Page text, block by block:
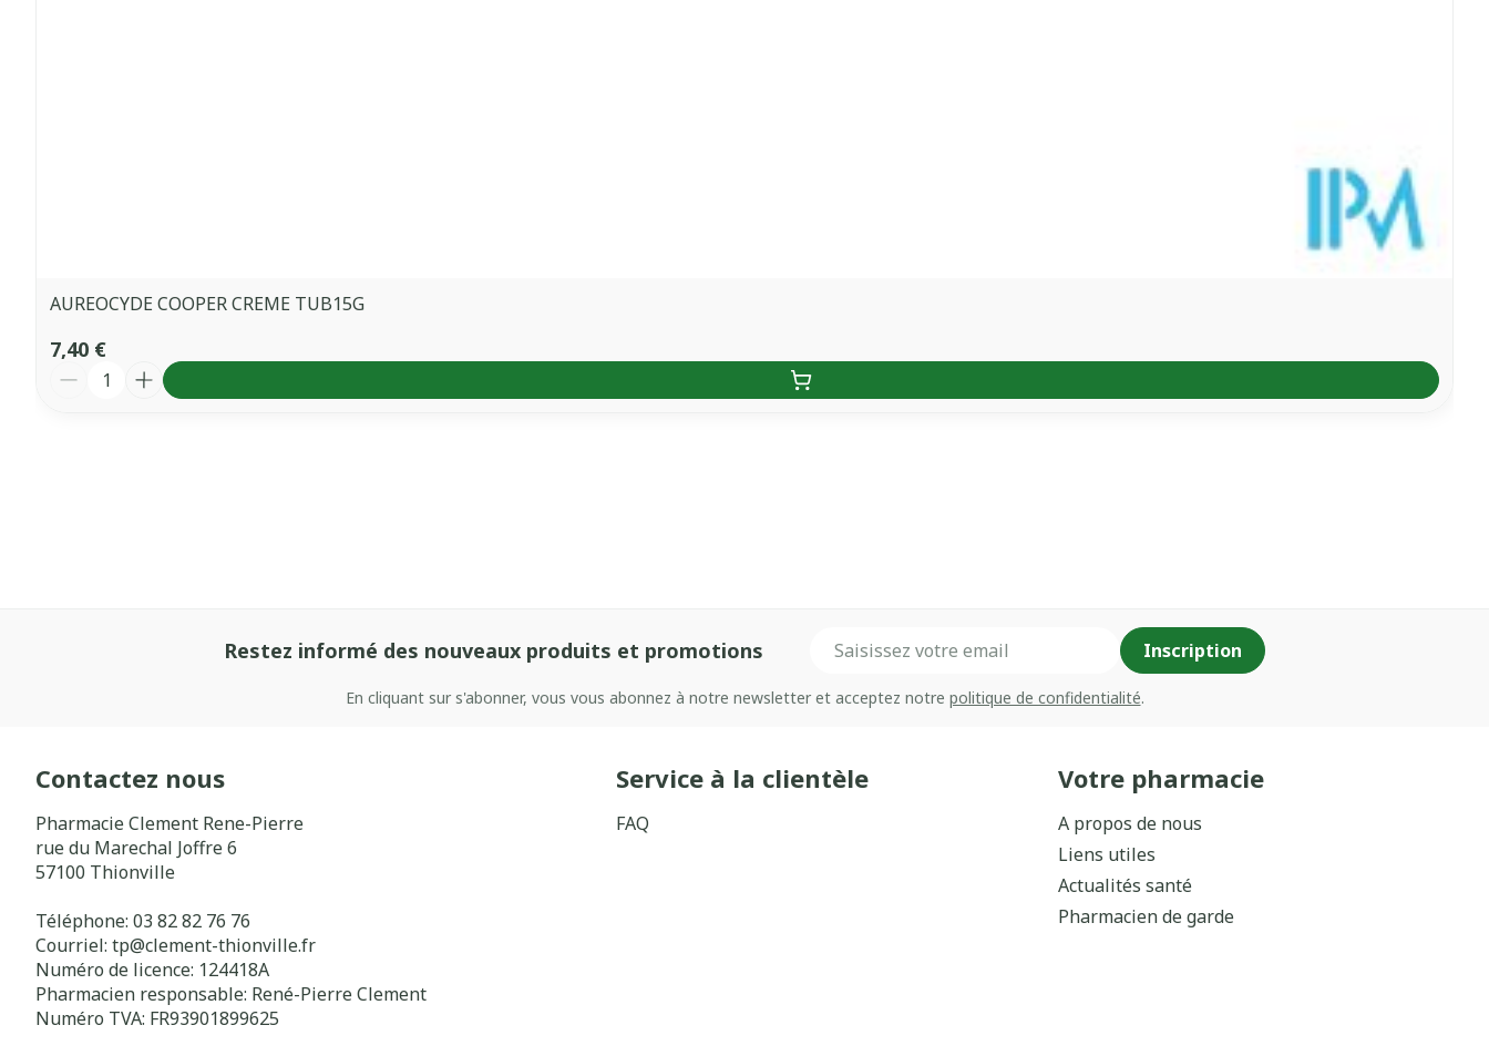
AUREOCYDE COOPER CREME TUB15G
7,40 €
Quantité
Restez informé des nouveaux produits et promotions Inscription
En cliquant sur s'abonner, vous vous abonnez à notre newsletter et acceptez notre politique de confidentialité.
Contactez nous
Pharmacie Clement Rene-Pierre
rue du Marechal Joffre 6
57100 Thionville
Téléphone: 03 82 82 76 76
Courriel: tp@clement-thionville.fr
Numéro de licence: 124418A
Pharmacien responsable: René-Pierre Clement
Numéro TVA: FR93901899625
Service à la clientèle
FAQ
Votre pharmacie
A propos de nous
Liens utiles
Actualités santé
Pharmacien de garde